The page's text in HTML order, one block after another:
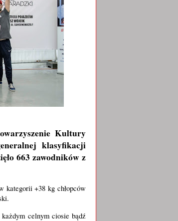
Kultury
klasyfikacji
663 zawodników z
kategorii +38 kg chłopców
celnym ciosie bądź